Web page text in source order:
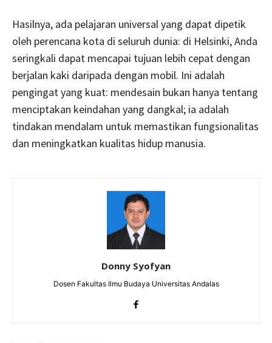
Hasilnya, ada pelajaran universal yang dapat dipetik
oleh perencana kota di seluruh dunia: di Helsinki, Anda
seringkali dapat mencapai tujuan lebih cepat dengan
berjalan kaki daripada dengan mobil. Ini adalah
pengingat yang kuat: mendesain bukan hanya tentang
menciptakan keindahan yang dangkal; ia adalah
tindakan mendalam untuk memastikan fungsionalitas
dan meningkatkan kualitas hidup manusia.
Donny Syofyan
Dosen Fakultas Ilmu Budaya Universitas Andalas